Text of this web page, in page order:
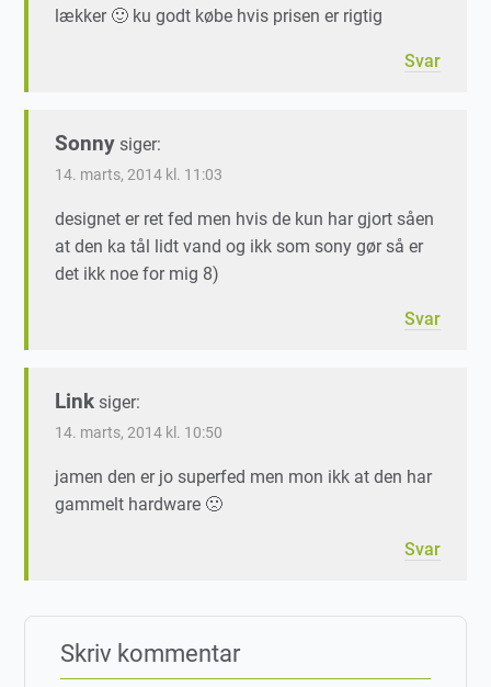
lækker 🙂 ku godt købe hvis prisen er rigtig
Svar
Sonny siger:
14. marts, 2014 kl. 11:03
designet er ret fed men hvis de kun har gjort såen
at den ka tål lidt vand og ikk som sony gør så er
det ikk noe for mig 8)
Svar
Link siger:
14. marts, 2014 kl. 10:50
jamen den er jo superfed men mon ikk at den har
gammelt hardware 🙁
Svar
Skriv kommentar